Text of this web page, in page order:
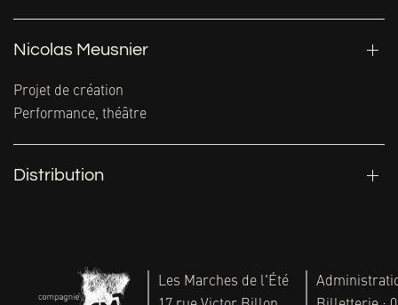
Nicolas Meusnier
Projet de création
Performance, théâtre
Distribution
Les Marches de l'Été